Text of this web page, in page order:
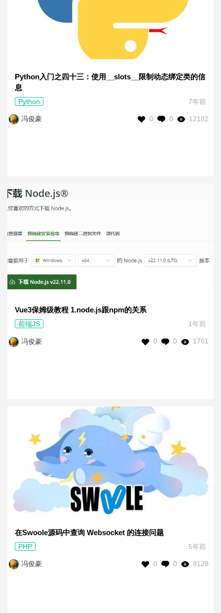
Python入门之四十三：使用__slots__限制动态绑定类的信
息
Python 7年前
冯俊豪 12182
0
0
Vue3保姆级教程 1.node.js跟npm的关系
前端JS 1年前
冯俊豪 1761
0
0
在Swoole源码中查询 Websocket 的连接问题
PHP 5年前
冯俊豪 8128
0
0